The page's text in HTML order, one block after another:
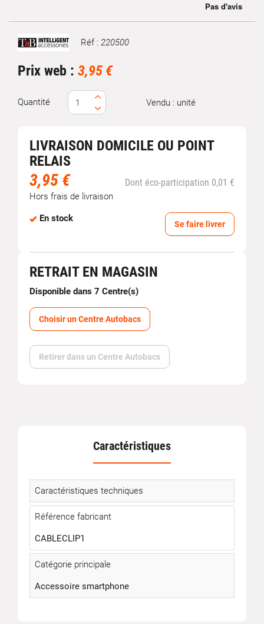
Marque Réf : 220500
Prix web : 3,95 €
Quantité Vendu : unité
LIVRAISON DOMICILE OU POINT
RELAIS
3,95 € Dont éco-participation 0,01 €
Hors frais de livraison
En stock
Se faire livrer
RETRAIT EN MAGASIN
Disponible dans 7 Centre(s)
Choisir un Centre Autobacs
Retirer dans un Centre Autobacs
Caractéristiques
Caractéristiques techniques
Référence fabricant
CABLECLIP1
Catégorie principale
Accessoire smartphone